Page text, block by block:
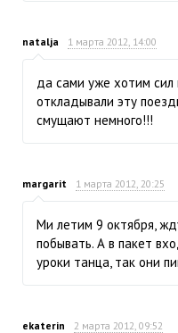
natalja 1 марта 2012, 14:00
да сами уже хотим сил
откладывали эту
смущают немного!!!
margarit 1 марта 2012, 20:25
Ми летим 9 октября,
побывать. А в пакет
уроки танца, так они
ekaterin 2 марта 2012, 09:52